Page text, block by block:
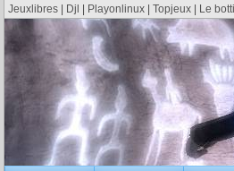
Jeuxlibres Djl Playonlinux Topjeux Le